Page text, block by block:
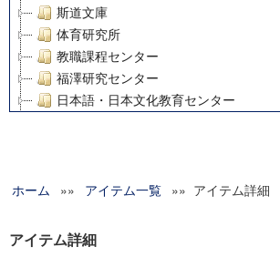
斯道文庫
体育研究所
教職課程センター
福澤研究センター
日本語・日本文化教育センター
グローバルリサーチインスティテュート
科学研究費補助金研究成果報告書
ホーム »» アイテム一覧 »» アイテム詳細
アイテム詳細